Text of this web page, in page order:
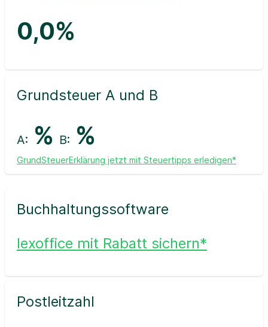
0,0%
Grundsteuer A und B
A: % B: %
GrundSteuerErklärung jetzt mit Steuertipps erledigen*
Buchhaltungssoftware
lexoffice mit Rabatt sichern*
Postleitzahl